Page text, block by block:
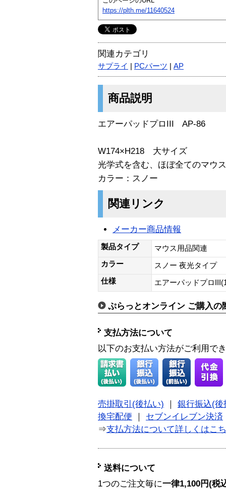
https://plth.me/11640524
関連カテゴリ
サプライ PCパーツ AP
商品説明
エアーパッドプロIII AP-86
W174×H218 大サイズ
光学式を含む、ほぼ全てのマウ
カラー：スノー
関連リンク
メーカー商品情報
製品タイプ
マウス用品関連
カラー
スノー 夜光タイプ
仕様
エアーパッドプロ
ぷらっとオンライン ご購入の
支払方法について
以下のお支払い方法がご利用で
売掛取引(後払い) ｜ 銀行振込(後
換宅配便 ｜ セブンイレブン決済
⇒支払方法について詳しくはこ
送料について
1つのご注文毎に一律1,100円(税